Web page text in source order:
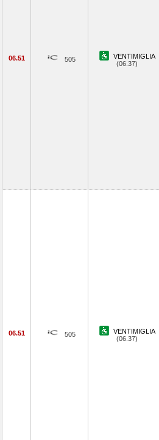
06.51 505
VENTIMIGLIA
(06.37)
06.51 505
VENTIMIGLIA
(06.37)